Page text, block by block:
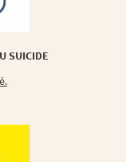
SUICIDE